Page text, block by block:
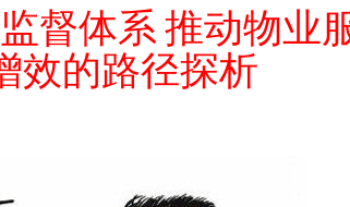
督体系 推动物业
效的路径探析